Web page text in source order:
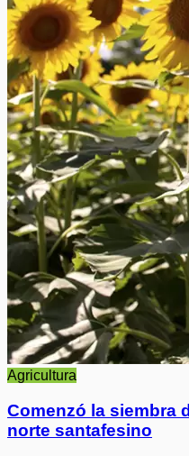
Agricultura
Comenzó la siembra
norte santafesino